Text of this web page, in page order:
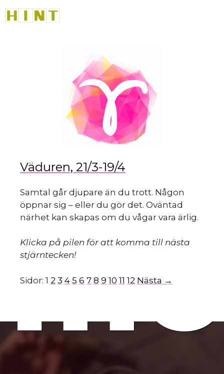
till
Väduren, 21/3-19/4
Samtal går djupare än du trott. Någon
öppnar sig – eller du gör det. Oväntad
närhet kan skapas om du vågar vara ärlig.
Klicka på pilen för att komma till nästa
stjärntecken!
Sidor: 1 2 3 4 5 6 7 8 9 10 11 12 Nästa →